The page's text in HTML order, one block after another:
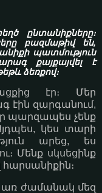
ընտանիքները։
բազմաթիվ են,
պատմություն
քայքայվել է
ձեռքով։
էր։ Մեր
էին զարգանում,
պարզապես չենք
կես տարի
արեց, ես
Մենք սկսեցինք
առ ժամանակ մեզ